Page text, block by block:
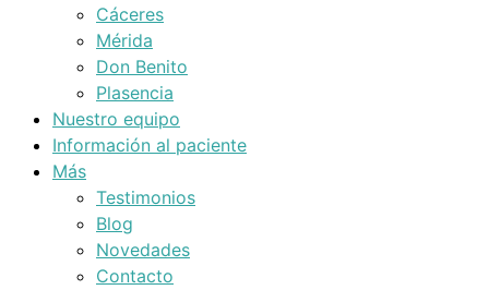
Cáceres
Mérida
Don Benito
Plasencia
Nuestro equipo
Información al paciente
Más
Testimonios
Blog
Novedades
Contacto